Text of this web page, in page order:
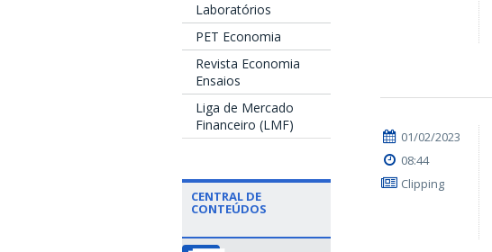
Laboratórios
PET Economia
Revista Economia
Ensaios
Liga de Mercado
Financeiro (LMF)
CENTRAL DE
CONTEÚDOS
01/02/2023
08:44
Clipping